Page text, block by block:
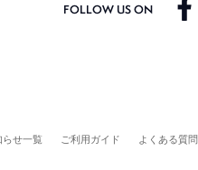
FOLLOW US ON
らせ一覧 ご利用ガイド よくある質問